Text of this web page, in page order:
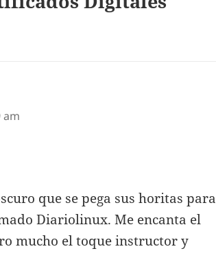
am
que se pega sus horitas para
Diariolinux. Me encanta el
mucho el toque instructor y